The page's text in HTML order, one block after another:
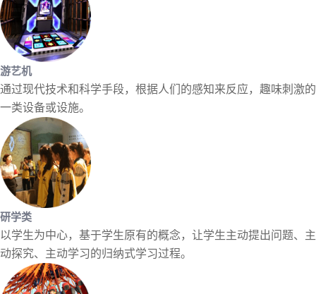
游艺机
通过现代技术和科学手段，根据人们的感知来反应，趣味刺激的
一类设备或设施。
研学类
以学生为中心，基于学生原有的概念，让学生主动提出问题、主
动探究、主动学习的归纳式学习过程。